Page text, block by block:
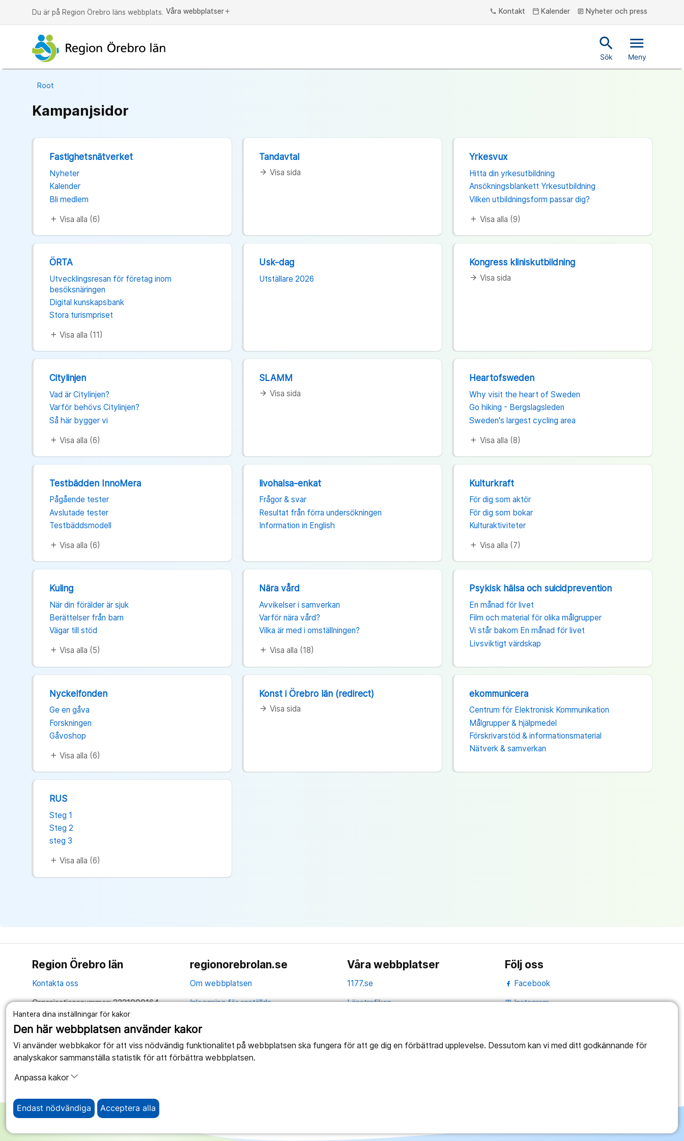
Hantera dina inställningar för kakor
Den här webbplatsen använder kakor
Vi använder webbkakor för att viss nödvändig funktionalitet på webbplatsen ska fungera för att ge dig en förbättrad upplevelse. Dessutom kan vi med ditt godkännande för
analyskakor sammanställa statistik för att förbättra webbplatsen.
Anpassa kakor
Endast nödvändiga Acceptera alla
Du är på Region Örebro läns webbplats. Våra webbplatser add phone Kontakt calendar_today Kalender article Nyheter och press
search
Sök
menu
Meny
Root
Kampanjsidor
Fastighetsnätverket
Nyheter
Kalender
Bli medlem
add Visa alla (6)
Tandavtal
arrow_forward Visa sida
Yrkesvux
Hitta din yrkesutbildning
Ansökningsblankett Yrkesutbildning
Vilken utbildningsform passar dig?
add Visa alla (9)
ÖRTA
Utvecklingsresan för företag inom
besöksnäringen
Digital kunskapsbank
Stora turismpriset
add Visa alla (11)
Usk-dag
Utställare 2026
Kongress kliniskutbildning
arrow_forward Visa sida
Citylinjen
Vad är Citylinjen?
Varför behövs Citylinjen?
Så här bygger vi
add Visa alla (6)
SLAMM
arrow_forward Visa sida
Heartofsweden
Why visit the heart of Sweden
Go hiking - Bergslagsleden
Sweden's largest cycling area
add Visa alla (8)
Testbädden InnoMera
Pågående tester
Avslutade tester
Testbäddsmodell
add Visa alla (6)
livohalsa-enkat
Frågor & svar
Resultat från förra undersökningen
Information in English
Kulturkraft
För dig som aktör
För dig som bokar
Kulturaktiviteter
add Visa alla (7)
Kuling
När din förälder är sjuk
Berättelser från barn
Vägar till stöd
add Visa alla (5)
Nära vård
Avvikelser i samverkan
Varför nära vård?
Vilka är med i omställningen?
add Visa alla (18)
Psykisk hälsa och suicidprevention
En månad för livet
Film och material för olika målgrupper
Vi står bakom En månad för livet
Livsviktigt värdskap
Nyckelfonden
Ge en gåva
Forskningen
Gåvoshop
add Visa alla (6)
Konst i Örebro län (redirect)
arrow_forward Visa sida
ekommunicera
Centrum för Elektronisk Kommunikation
Målgrupper & hjälpmedel
Förskrivarstöd & informationsmaterial
Nätverk & samverkan
RUS
Steg 1
Steg 2
steg 3
add Visa alla (6)
Region Örebro län
Kontakta oss
Organisationsnummer: 2321000164
regionorebrolan.se
Om webbplatsen
Inloggning för anställda
Anslagstavla
Tillgänglighetsredogörelse
Våra webbplatser
1177.se
Länstrafiken
Utveckling
Följ oss
Facebook
portraitInstagram